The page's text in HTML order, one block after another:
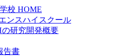
校 HOME
ンスハイスクール
の研究開発概要
告書